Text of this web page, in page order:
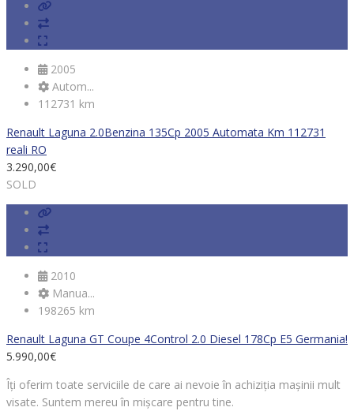
2005
Autom...
112731 km
Renault Laguna 2.0Benzina 135Cp 2005 Automata Km 112731
reali RO
3.290,00€
SOLD
2010
Manua...
198265 km
Renault Laguna GT Coupe 4Control 2.0 Diesel 178Cp E5 Germania!
5.990,00€
Îți oferim toate serviciile de care ai nevoie în achiziția mașinii mult
visate. Suntem mereu în mișcare pentru tine.